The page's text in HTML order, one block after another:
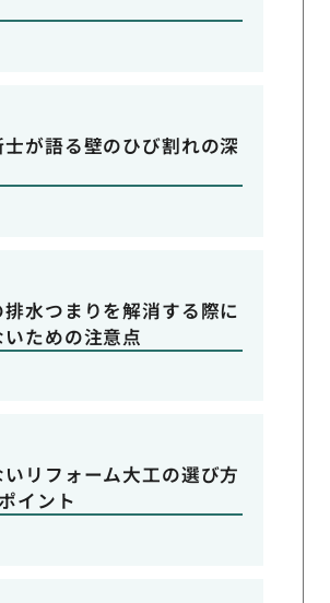
が語る壁のひび割れの深
水つまりを解消する際に
ための注意点
リフォーム大工の選び方
イント